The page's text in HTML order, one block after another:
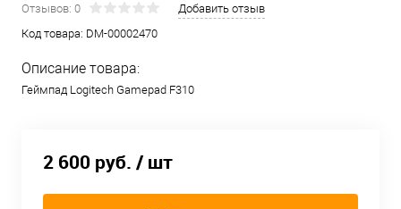
Отзывов: 0
Добавить отзыв
Код товара: DM-00002470
Описание товара:
Геймпад Logitech Gamepad F310
2 600 руб. / шт